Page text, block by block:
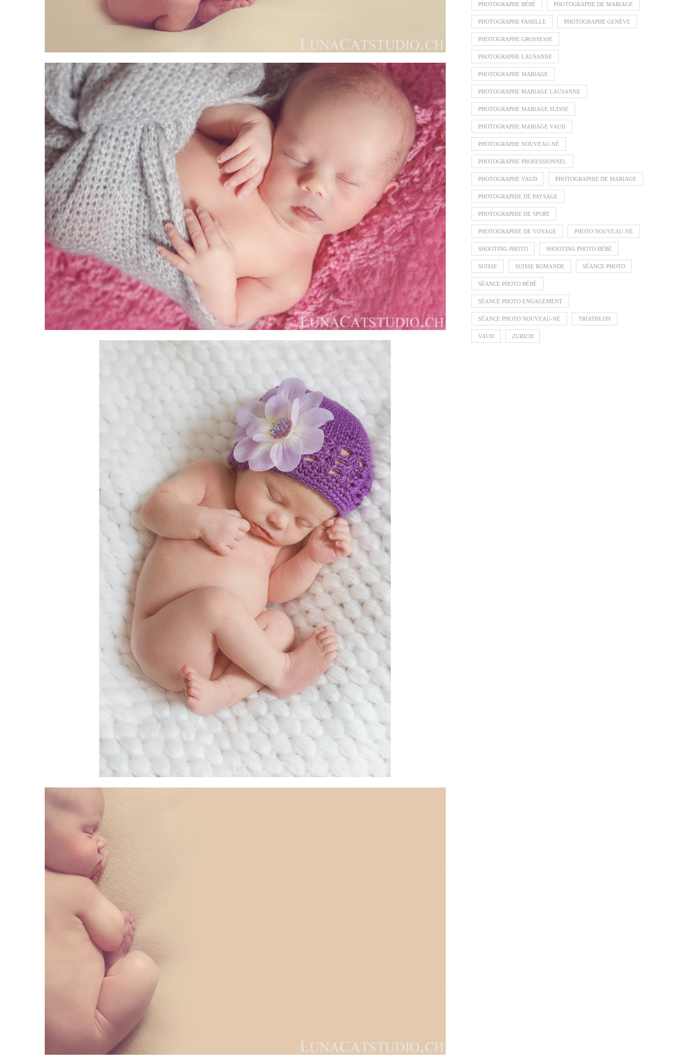
PHOTOGRAPHE BÉBÉ PHOTOGRAPHE DE MARIAGE
PHOTOGRAPHE FAMILLE PHOTOGRAPHE GENÈVE
PHOTOGRAPHE GROSSESSE
PHOTOGRAPHE LAUSANNE
PHOTOGRAPHE MARIAGE
PHOTOGRAPHE MARIAGE LAUSANNE
PHOTOGRAPHE MARIAGE SUISSE
PHOTOGRAPHE MARIAGE VAUD
PHOTOGRAPHE NOUVEAU-NÉ
PHOTOGRAPHE PROFESSIONNEL
PHOTOGRAPHE VAUD PHOTOGRAPHIE DE MARIAGE
PHOTOGRAPHIE DE PAYSAGE
PHOTOGRAPHIE DE SPORT
PHOTOGRAPHIE DE VOYAGE PHOTO NOUVEAU-NÉ
SHOOTING PHOTO SHOOTING PHOTO BÉBÉ
SUISSE SUISSE ROMANDE SÉANCE PHOTO
SÉANCE PHOTO BÉBÉ
SÉANCE PHOTO ENGAGEMENT
SÉANCE PHOTO NOUVEAU-NÉ TRIATHLON
VAUD ZURICH